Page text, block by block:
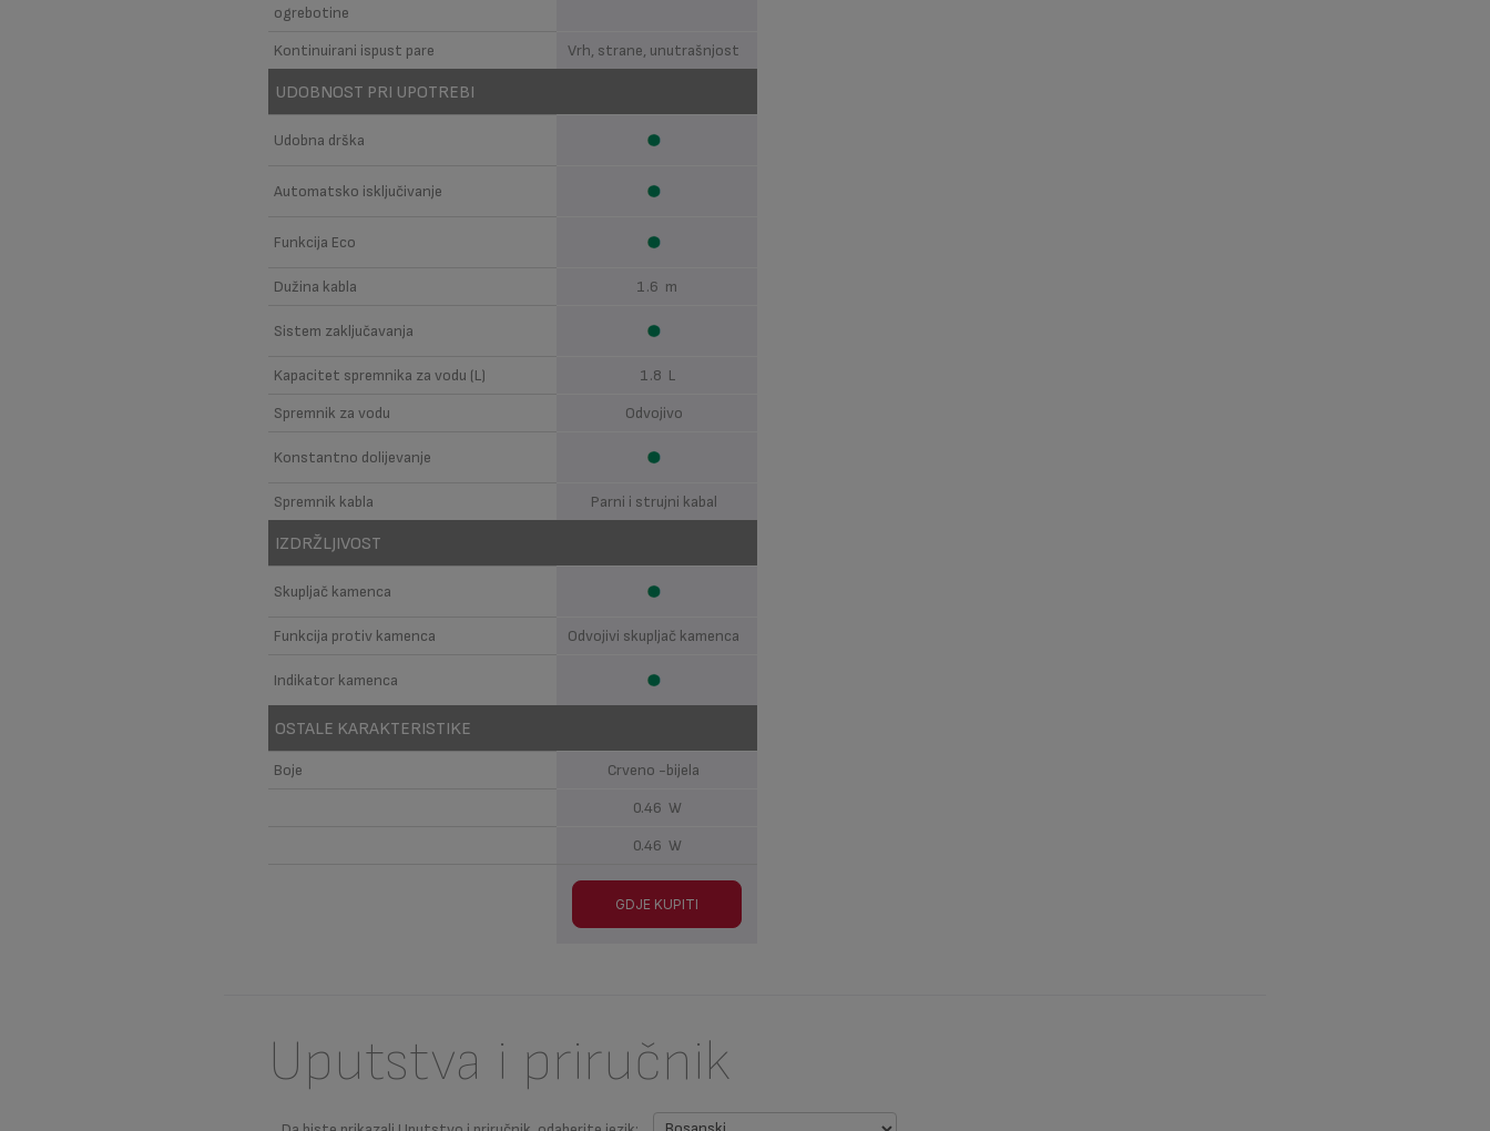
ogrebotine
Kontinuirani ispust pare Vrh, strane, unutrašnjost
UDOBNOST PRI UPOTREBI
Udobna drška
Automatsko isključivanje
Funkcija Eco
Dužina kabla 1.6 m
Sistem zaključavanja
Kapacitet spremnika za vodu (L)
1.8 L
Spremnik za vodu
Odvojivo
Konstantno dolijevanje
Spremnik kabla Parni i strujni kabal
IZDRŽLJIVOST
Skupljač kamenca
Funkcija protiv kamenca Odvojivi skupljač kamenca
Indikator kamenca
OSTALE KARAKTERISTIKE
Boje
Crveno -bijela
0.46 W
0.46 W
GDJE KUPITI
Uputstva i priručnik